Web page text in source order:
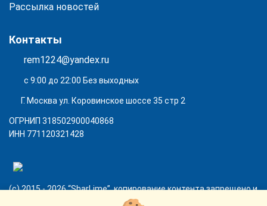
Рассылка новостей
Контакты
rem1224@yandex.ru
с 9:00 до 22:00 Без выходных
Г. Москва ул. Коровинское шоссе 35 стр 2
ОГРНИП 318502900040868
ИНН 771120321428
(с) 2015 - 2026 “SharLime”, копирование контента запрещено и